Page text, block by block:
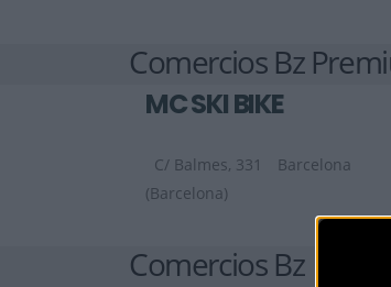
Comercios Bz
MC SKI BIKE
C/ Balmes, 331
Barcelona
(Barcelona)
Comercios Bz